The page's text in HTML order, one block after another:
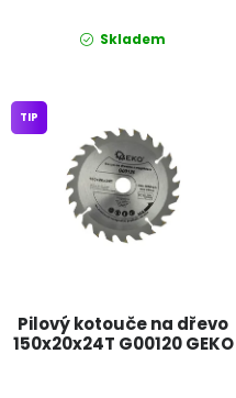
Skladem
Pilový kotouče na dřevo
150x20x24T G00120 GEKO
TIP